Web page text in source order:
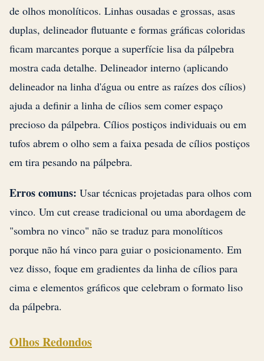
de olhos monolíticos. Linhas ousadas e grossas, asas
duplas, delineador flutuante e formas gráficas coloridas
ficam marcantes porque a superfície lisa da pálpebra
mostra cada detalhe. Delineador interno (aplicando
delineador na linha d'água ou entre as raízes dos cílios)
ajuda a definir a linha de cílios sem comer espaço
precioso da pálpebra. Cílios postiços individuais ou em
tufos abrem o olho sem a faixa pesada de cílios postiços
em tira pesando na pálpebra.
Erros comuns: Usar técnicas projetadas para olhos com
vinco. Um cut crease tradicional ou uma abordagem de
"sombra no vinco" não se traduz para monolíticos
porque não há vinco para guiar o posicionamento. Em
vez disso, foque em gradientes da linha de cílios para
cima e elementos gráficos que celebram o formato liso
da pálpebra.
Olhos Redondos